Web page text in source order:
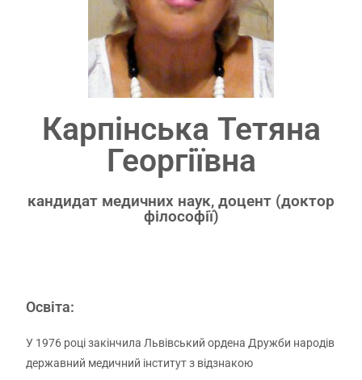
Карпінська Тетяна
Георгіївна
кандидат медичних наук, доцент (доктор
філософії)
Освіта:
У 1976 році закінчила Львівський ордена Дружби народів
державний медичний інститут з відзнакою